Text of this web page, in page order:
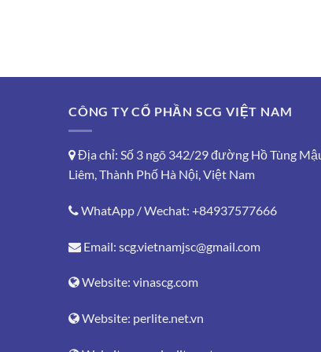
CÔNG TY CỔ PHẦN SCG VIỆT NAM
Địa chỉ: Số 3 ngõ 342/29 đường Hồ Tùng
Liêm, Thành Phố Hà Nội, Việt Nam
WhatApp / Wechat: +84937577666
Email: scg.vietnamjsc@gmail.com
Website: vinascg.com
Website: perlite.net.vn